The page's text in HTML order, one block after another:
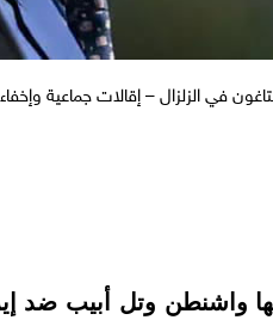
في الزلزال – إقالات جماعية وإخفاء للفشل بعد 37
أعلنتها واشنطن وتل